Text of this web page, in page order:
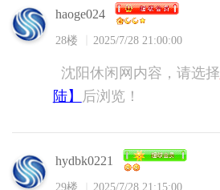
haoge024
28楼 2025/7/28 21:00:00
沈阳休闲网内容，请选择
陆】
后浏览！
hydbk0221
29楼 2025/7/28 21:15:00